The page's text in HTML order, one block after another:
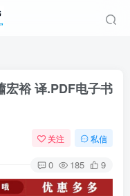
宏裕 译.PDF电子书
关注 私信
0 185 9